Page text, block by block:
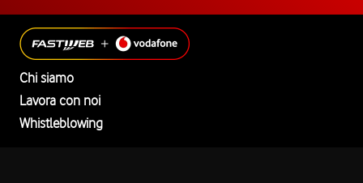
Chi siamo
Lavora con noi
Whistleblowing